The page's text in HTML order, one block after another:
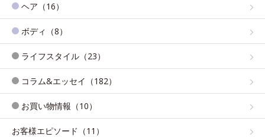
ヘア（16）
ボディ（8）
ライフスタイル（23）
コラム&エッセイ（182）
お買い物情報（10）
お客様エピソード（11）